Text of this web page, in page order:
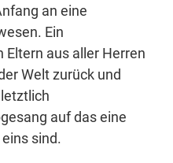
an eine
Ein
aus aller Herren
Welt zurück und
auf das eine
sind.